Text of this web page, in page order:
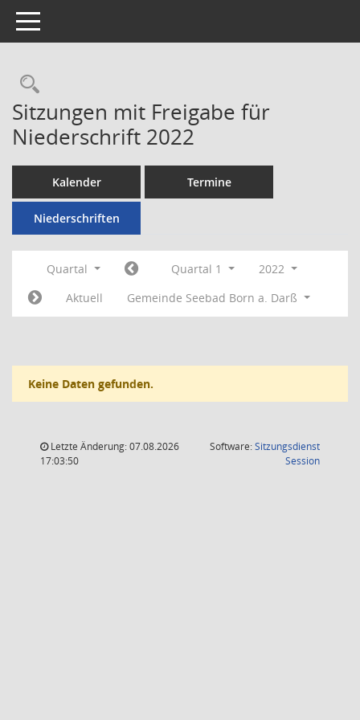
Toggle navigation
Rechercheauswahl
Sitzungen mit Freigabe für
Niederschrift 2022
Kalender Termine
Niederschriften
Quartal Quartal 1
2022
Aktuell
Gemeinde Seebad Born a. Darß
Keine Daten gefunden.
Letzte Änderung: 07.08.2026
17:03:50
Software:Sitzungsdienst
Session(Wird in